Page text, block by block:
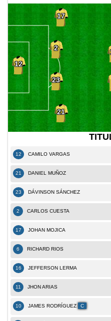
12
17
2
23
21
12 CAMILO VARGAS
21 DANIEL MUÑOZ
23 DÁVINSON SÁNCHEZ
2 CARLOS CUESTA
17 JOHAN MOJICA
6 RICHARD RIOS
16 JEFFERSON LERMA
11 JHON ARIAS
10 JAMES RODRÍ­GUEZ C